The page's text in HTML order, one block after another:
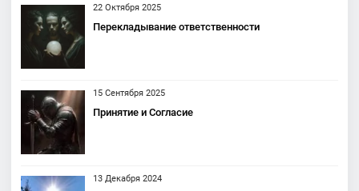
22 Октября 2025
Перекладывание ответственности
15 Сентября 2025
Принятие и Согласие
13 Декабря 2024